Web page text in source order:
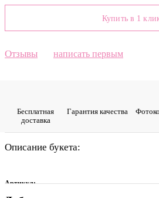
Купить в 1
Отзывы написать первым
Бесплатная
доставка
Гарантия качества
Описание букета:
Артикул: